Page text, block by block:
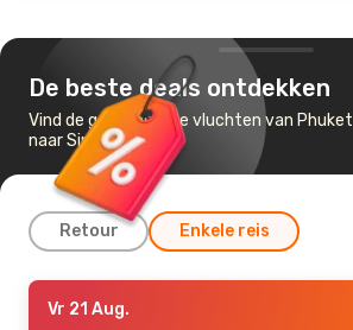
De beste deals ontdekken
Vind de goedkoopste vluchten van Phuket
naar Singapour
Retour Enkele reis
Za 22 Aug.
Vr 21 Aug.